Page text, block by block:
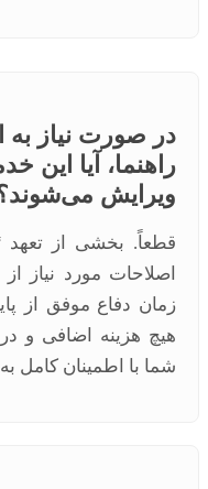
در صورت نیاز
راهنما، آیا این
ویرایش
قطعاً. بخشی از تعهد
اصلاحات مورد نیاز
زمان دفاع موفق از
هیچ هزینه اضافی و
شما با اطمینان کامل